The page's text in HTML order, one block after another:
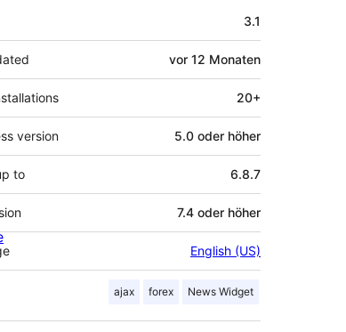
3.1
vor 12 Monaten
20+
version 5.0 oder höher
to 6.8.7
7.4 oder höher
English (US)
ajax forex News Widget